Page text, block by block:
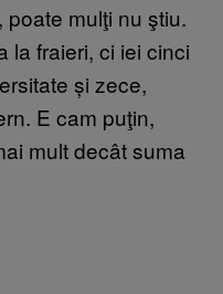
mulţi nu ştiu.
la fraieri, ci iei cinci
și zece,
E cam puţin,
mult decât suma